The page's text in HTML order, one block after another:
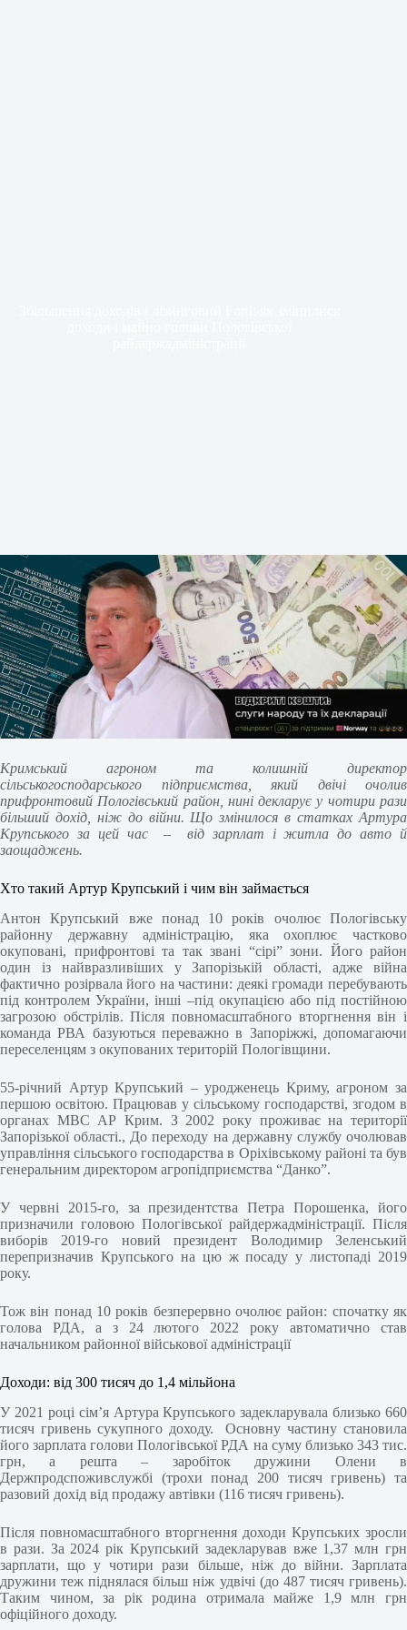
Кримський агроном та колишній директор
сільськогосподарського підприємства, який двічі очолив
прифронтовий Пологівський район, нині декларує у чотири рази
більший дохід, ніж до війни. Що змінилося в статках Артура
Крупського за цей час – від зарплат і житла до авто й
заощаджень.
Хто такий Артур Крупський і чим він займається
Антон Крупський вже понад 10 років очолює Пологівську
районну державну адміністрацію, яка охоплює частково
окуповані, прифронтові та так звані “сірі” зони. Його район
один із найвразливіших у Запорізькій області, адже війна
фактично розірвала його на частини: деякі громади перебувають
під контролем України, інші –під окупацією або під постійною
загрозою обстрілів. Після повномасштабного вторгнення він і
команда РВА базуються переважно в Запоріжжі, допомагаючи
переселенцям з окупованих територій Пологівщини.
55-річний Артур Крупський – уродженець Криму, агроном за
першою освітою. Працював у сільському господарстві, згодом в
органах МВС АР Крим. З 2002 року проживає на території
Запорізької області., До переходу на державну службу очолював
управління сільського господарства в Оріхівському районі та був
генеральним директором агропідприємства “Данко”.
У червні 2015-го, за президентства Петра Порошенка, його
призначили головою Пологівської райдержадміністрації. Після
виборів 2019-го новий президент Володимир Зеленський
перепризначив Крупського на цю ж посаду у листопаді 2019
року.
Тож він понад 10 років безперервно очолює район: спочатку як
голова РДА, а з 24 лютого 2022 року автоматично став
начальником районної військової адміністрації
Доходи: від 300 тисяч до 1,4 мільйона
У 2021 році сім’я Артура Крупського задекларувала близько 660
тисяч гривень сукупного доходу. Основну частину становила
його зарплата голови Пологівської РДА на суму близько 343 тис.
грн, а решта – заробіток дружини Олени в
Держпродспоживслужбі (трохи понад 200 тисяч гривень) та
разовий дохід від продажу автівки (116 тисяч гривень).
Після повномасштабного вторгнення доходи Крупських зросли
в рази. За 2024 рік Крупський задекларував вже 1,37 млн грн
зарплати, що у чотири рази більше, ніж до війни. Зарплата
дружини теж піднялася більш ніж удвічі (до 487 тисяч гривень).
Таким чином, за рік родина отримала майже 1,9 млн грн
офіційного доходу.